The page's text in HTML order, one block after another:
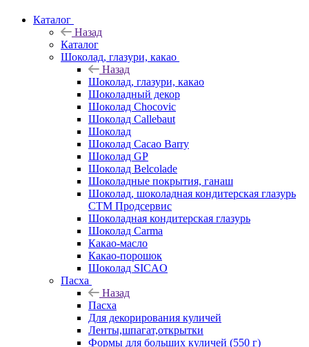
Каталог
Назад
Каталог
Шоколад, глазури, какао
Назад
Шоколад, глазури, какао
Шоколадный декор
Шоколад Chocovic
Шоколад Callebaut
Шоколад
Шоколад Cacao Barry
Шоколад GP
Шоколад Belcolade
Шоколадные покрытия, ганаш
Шоколад, шоколадная кондитерская глазурь
СТМ Продсервис
Шоколадная кондитерская глазурь
Шоколад Carma
Какао-масло
Какао-порошок
Шоколад SICAO
Пасха
Назад
Пасха
Для декорирования куличей
Ленты,шпагат,открытки
Формы для больших куличей (550 г)